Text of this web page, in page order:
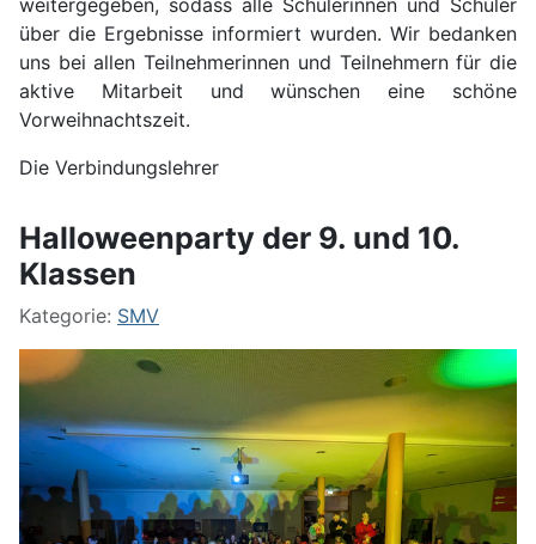
über die Ergebnisse informiert wurden. Wir bedanken
uns bei allen Teilnehmerinnen und Teilnehmern für die
aktive Mitarbeit und wünschen eine schöne
Vorweihnachtszeit.
Die Verbindungslehrer
Halloweenparty der 9. und 10.
Klassen
Kategorie: SMV